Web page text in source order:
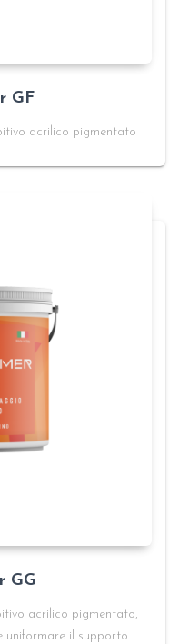
GF
acrilico pigmentato
GG
acrilico pigmentato,
uniformare il supporto.